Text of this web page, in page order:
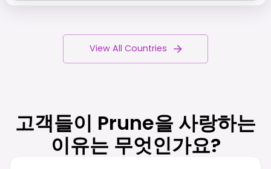
View All Countries
고객들이 Prune을 사랑하는
이유는 무엇인가요?